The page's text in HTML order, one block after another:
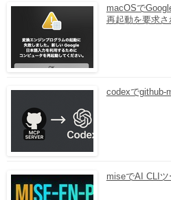
macOSで
再起動を要求
codexでgithub-
miseでAI CLI